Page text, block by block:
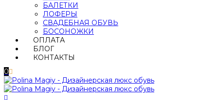
БАЛЕТКИ
ЛОФЕРЫ
СВАДЕБНАЯ ОБУВЬ
БОСОНОЖКИ
ОПЛАТА
БЛОГ
КОНТАКТЫ
0